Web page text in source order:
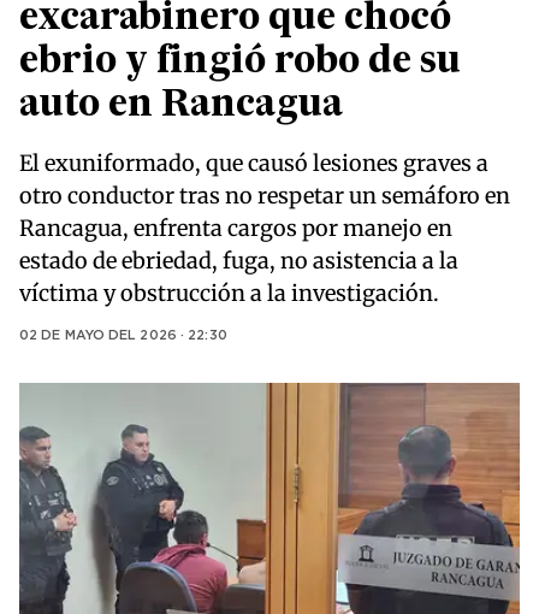
excarabinero que chocó
ebrio y fingió robo de su
auto en Rancagua
El exuniformado, que causó lesiones graves a
otro conductor tras no respetar un semáforo en
Rancagua, enfrenta cargos por manejo en
estado de ebriedad, fuga, no asistencia a la
víctima y obstrucción a la investigación.
02 DE MAYO DEL 2026 · 22:30